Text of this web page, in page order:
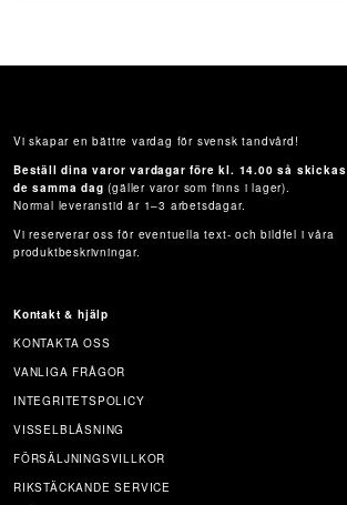
Vi skapar en bättre vardag för svensk tandvård!
Beställ dina varor vardagar före kl. 14.00 så skickas
de samma dag(gäller varor som finns i lager).
Normal leveranstid är 1–3 arbetsdagar.
Vi reserverar oss för eventuella text- och bildfel i våra
produktbeskrivningar.
Kontakt & hjälp
KONTAKTA OSS
VANLIGA FRÅGOR
INTEGRITETSPOLICY
VISSELBLÅSNING
FÖRSÄLJNINGSVILLKOR
RIKSTÄCKANDE SERVICE